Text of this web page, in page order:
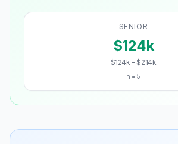
SENIOR
$124k
$124k – $214k
n = 5